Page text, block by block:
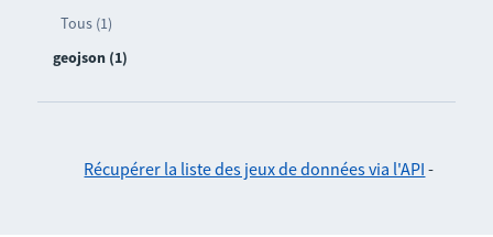
Tous (1)
geojson (1)
Récupérer la liste des jeux de données via l'API -